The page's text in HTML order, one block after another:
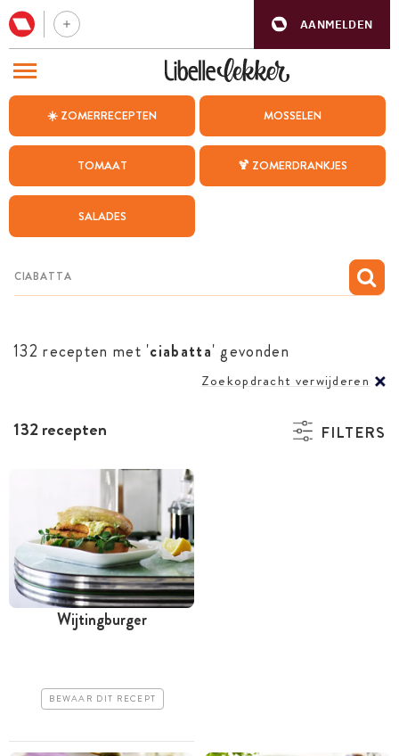
AANMELDEN
☀️ ZOMERRECEPTEN MOSSELEN
TOMAAT 🍹 ZOMERDRANKJES
SALADES
132 recepten met 'ciabatta' gevonden
Zoekopdracht verwijderen
132 recepten FILTERS
Wijtingburger
BEWAAR DIT RECEPT
BEZOEK ONZE ANDERE WEBSITES
WEEKMENU
CHAT MET MAIA
MIJN BEWAARDE RECEPTEN